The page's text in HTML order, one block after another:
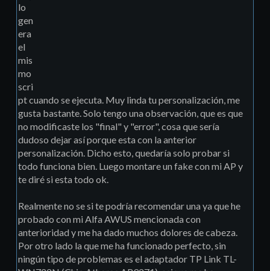
lo
gen
era
el
mis
mo
scri
pt cuando se ejecuta. Muy linda tu personalización, me
gusta bastante. Solo tengo una observación, que es que
no modificaste los "final" y "error", cosa que sería
dudoso dejar así porque esta con la anterior
personalización. Dicho esto, quedaría solo probar si
todo funciona bien. Luego montare un fake con mi AP y
te diré si esta todo ok.
Realmente no se si te podría recomendar una ya que he
probado con mi Alfa AWUS mencionada con
anterioridad y me ha dado muchos dolores de cabeza.
Por otro lado la que me ha funcionado perfecto, sin
ningún tipo de problemas es el adaptador TP Link TL-